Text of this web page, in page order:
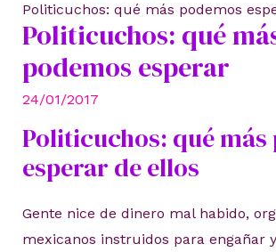
Politicuchos: qué más podemos
Politicuchos: qué
podemos esperar
24/01/2017
Politicuchos: qué más
esperar de ellos
Gente nice de dinero mal habido,
mexicanos instruidos para engañar